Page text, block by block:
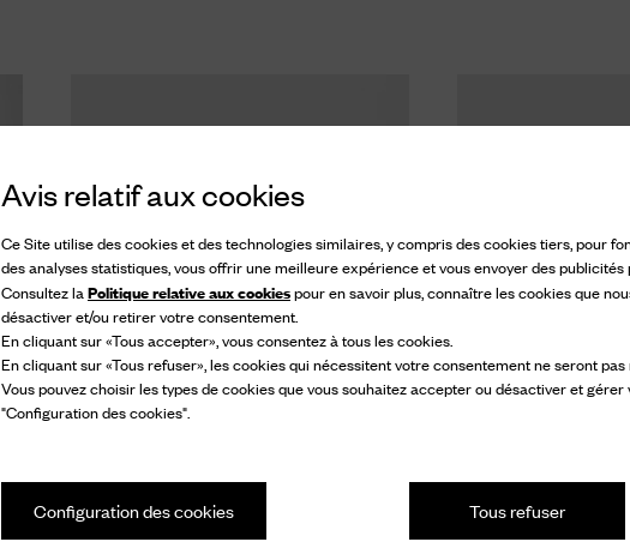
Avis relatif aux cookies
Ce Site utilise des cookies et des technologies similaires, y compris des cookies tiers, pour
des analyses statistiques, vous offrir une meilleure expérience et vous envoyer des publicités
Consultez la Politique relative aux cookiespour en savoir plus, connaître les cookies que
désactiver et/ou retirer votre consentement.
En cliquant sur «Tous accepter», vous consentez à tous les cookies.
En cliquant sur «Tous refuser», les cookies qui nécessitent votre consentement ne seront pas
Vous pouvez choisir les types de cookies que vous souhaitez accepter ou désactiver et
"Configuration des cookies".
Tous refuser
Configuration des cookies
Ryder Fur Lw